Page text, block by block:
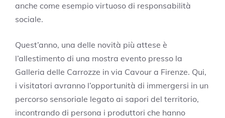
anche come esempio virtuoso di responsabilità
sociale.
Quest’anno, una delle novità più attese è
l’allestimento di una mostra evento presso la
Galleria delle Carrozze in via Cavour a Firenze. Qui,
i visitatori avranno l’opportunità di immergersi in un
percorso sensoriale legato ai sapori del territorio,
incontrando di persona i produttori che hanno